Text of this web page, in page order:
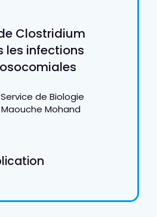
Clostridium
les infections
Service de Biologie
Maouche Mohand